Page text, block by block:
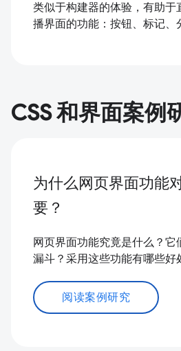
类似于构建器的体验，有助于
播界面的功能：按钮、标记、
CSS 和界面案例
为什么网页界面功能
要？
网页界面功能究竟是什么？
漏斗？采用这些功能有哪些好
阅读案例研究